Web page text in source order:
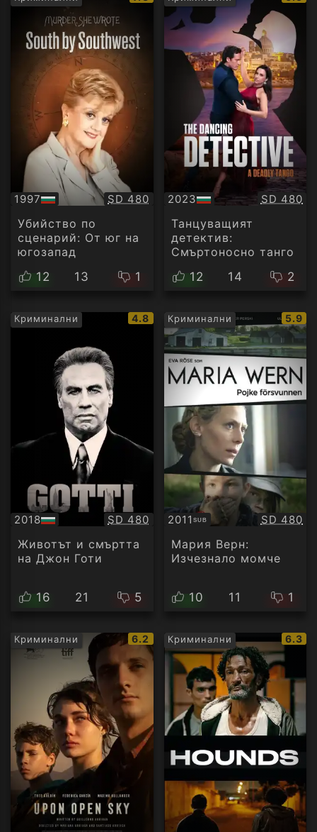
рейтинг:
1997
БГ
аудио
Качество:
SD 480
Убийство по
сценарий: От юг на
югозапад
12
13 1
2023
БГ
аудио
SD 480
Танцуващият
детектив:
Смъртоносно танго
12
14 2
Криминални
IMDb
рейтинг:
4.8
2018
БГ
аудио
Качество:
SD 480
Животът и смъртта
на Джон Готи
16 21 5
Криминални
IMDb
5.9
2011 SUB
Субтитри SD 480
Мария Верн:
Изчезнало момче
10 11 1
Криминални
IMDb
рейтинг:
6.2 Криминални
IMDb
6.3